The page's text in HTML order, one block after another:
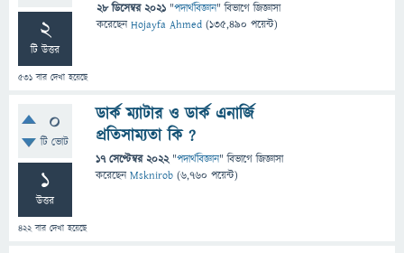
2
টি উত্তর
531 বার দেখা হয়েছে
28 ডিসেম্বর 2021 "পদার্থবিজ্ঞান" বিভাগে জিজ্ঞাসা
করেছেনHojayfa Ahmed (135,490 পয়েন্ট)
0
টি ভোট
1
উত্তর
422বার দেখা হয়েছে
ডার্ক ম্যাটার ও ডার্ক এনার্জি
প্রতিসাম্যতা কি ?
17 সেপ্টেম্বর 2022 "পদার্থবিজ্ঞান" বিভাগে জিজ্ঞাসা
করেছেনMsknirob (6,760 পয়েন্ট)